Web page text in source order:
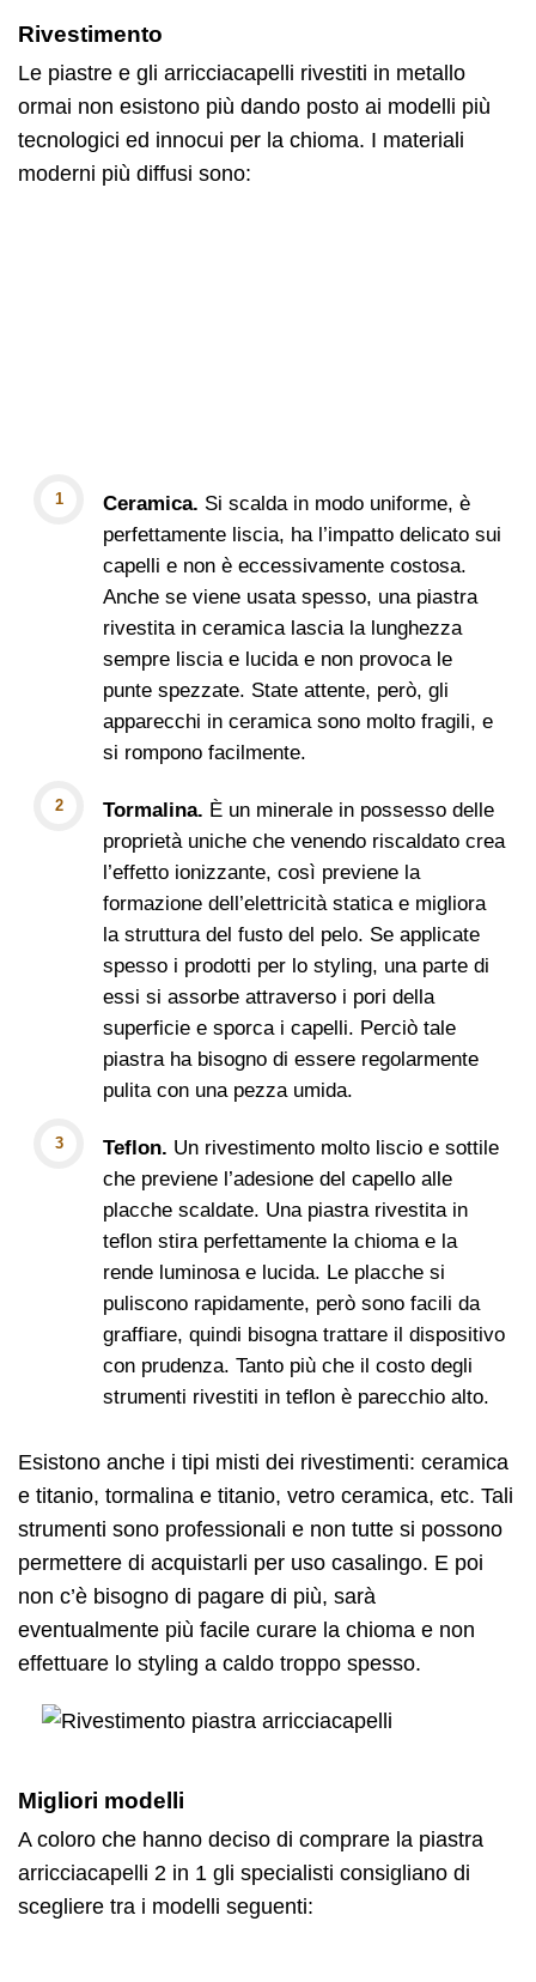
Rivestimento
Le piastre e gli arricciacapelli rivestiti in metallo
ormai non esistono più dando posto ai modelli più
tecnologici ed innocui per la chioma. I materiali
moderni più diffusi sono:
Ceramica. Si scalda in modo uniforme, è
perfettamente liscia, ha l’impatto delicato sui
capelli e non è eccessivamente costosa.
Anche se viene usata spesso, una piastra
rivestita in ceramica lascia la lunghezza
sempre liscia e lucida e non provoca le
punte spezzate. State attente, però, gli
apparecchi in ceramica sono molto fragili, e
si rompono facilmente.
Tormalina. È un minerale in possesso delle
proprietà uniche che venendo riscaldato crea
l’effetto ionizzante, così previene la
formazione dell’elettricità statica e migliora
la struttura del fusto del pelo. Se applicate
spesso i prodotti per lo styling, una parte di
essi si assorbe attraverso i pori della
superficie e sporca i capelli. Perciò tale
piastra ha bisogno di essere regolarmente
pulita con una pezza umida.
Teflon. Un rivestimento molto liscio e sottile
che previene l’adesione del capello alle
placche scaldate. Una piastra rivestita in
teflon stira perfettamente la chioma e la
rende luminosa e lucida. Le placche si
puliscono rapidamente, però sono facili da
graffiare, quindi bisogna trattare il dispositivo
con prudenza. Tanto più che il costo degli
strumenti rivestiti in teflon è parecchio alto.
Esistono anche i tipi misti dei rivestimenti: ceramica
e titanio, tormalina e titanio, vetro ceramica, etc. Tali
strumenti sono professionali e non tutte si possono
permettere di acquistarli per uso casalingo. E poi
non c’è bisogno di pagare di più, sarà
eventualmente più facile curare la chioma e non
effettuare lo styling a caldo troppo spesso.
Migliori modelli
A coloro che hanno deciso di comprare la piastra
arricciacapelli 2 in 1 gli specialisti consigliano di
scegliere tra i modelli seguenti: